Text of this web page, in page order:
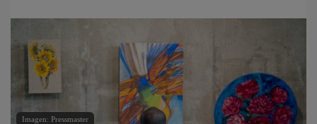
Imagen: Pressmaster